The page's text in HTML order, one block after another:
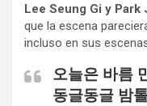
Lee Seung Gi y Park
que la escena
incluso en sus
오늘은 바름
동글동글 밤